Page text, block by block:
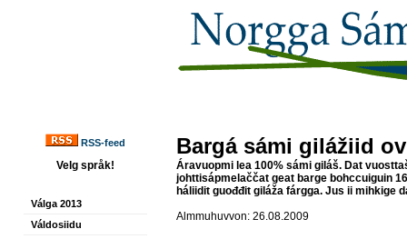
RSS-feed
Velg språk!
Válga 2013
Váldosiidu
Bargá sámi gilážiid
Áravuopmi lea 100% sámi giláš. Dat
johttisápmelaččat geat barge bohccuiguin
háliidit guođđit giláža fárgga. Jus ii mihkige
Almmuhuvvon: 26.08.2009